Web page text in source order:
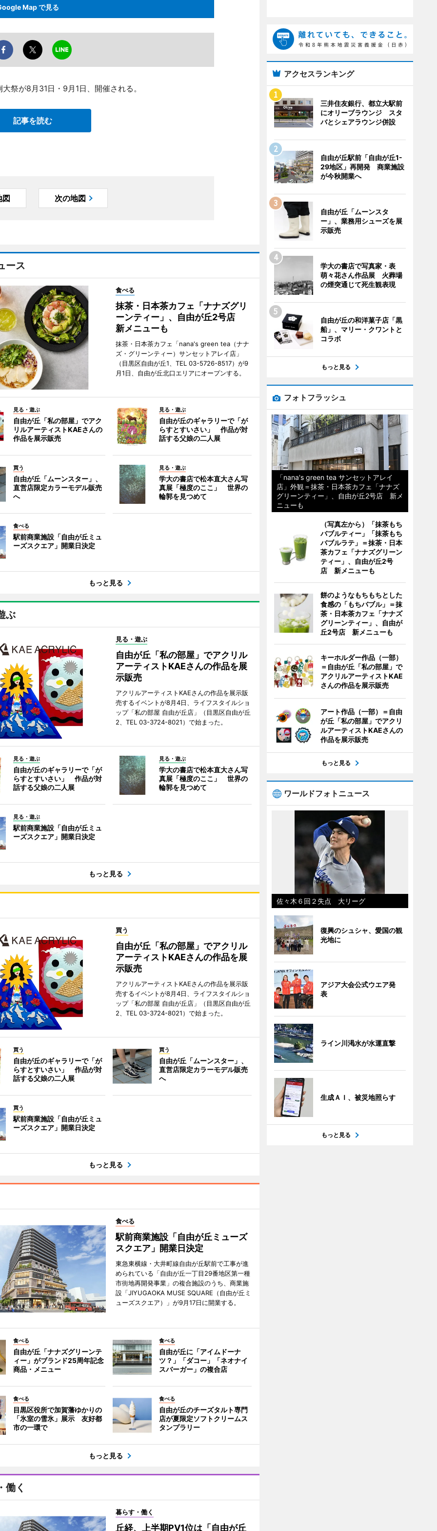
Map で見る
祭が8月31日・9月1日、開催される。
記事を読む
図 次の地図
ース
食べる
抹茶・日本茶カフェ「ナナズグリ
ーンティー」、自由が丘2号店
新メニューも
抹茶・日本茶カフェ「nana's green tea（ナナ
ズ・グリーンティー）サンセットアレイ店」
（目黒区自由が丘1、TEL 03-5726-8517）が9
月1日、自由が丘北口エリアにオープンする。
見る・遊ぶ
自由が丘「私の部屋」でアク
リルアーティストKAEさんの
作品を展示販売
見る・遊ぶ
自由が丘のギャラリーで「が
らすとすいさい」 作品が対
話する父娘の二人展
買う
自由が丘「ムーンスター」、
直営店限定カラーモデル販売
へ
見る・遊ぶ
学大の書店で松本直大さん写
真展「極度のここ」 世界の
輪郭を見つめて
食べる
駅前商業施設「自由が丘ミュ
ーズスクエア」開業日決定
もっと見る
ぶ
見る・遊ぶ
自由が丘「私の部屋」でアクリル
アーティストKAEさんの作品を展
示販売
アクリルアーティストKAEさんの作品を展示販
売するイベントが8月4日、ライフスタイルショ
ップ「私の部屋 自由が丘店」（目黒区自由が丘
2、TEL 03-3724-8021）で始まった。
見る・遊ぶ
自由が丘のギャラリーで「が
らすとすいさい」 作品が対
話する父娘の二人展
見る・遊ぶ
学大の書店で松本直大さん写
真展「極度のここ」 世界の
輪郭を見つめて
見る・遊ぶ
駅前商業施設「自由が丘ミュ
ーズスクエア」開業日決定
もっと見る
買う
自由が丘「私の部屋」でアクリル
アーティストKAEさんの作品を展
示販売
アクリルアーティストKAEさんの作品を展示販
売するイベントが8月4日、ライフスタイルショ
ップ「私の部屋 自由が丘店」（目黒区自由が丘
2、TEL 03-3724-8021）で始まった。
買う
自由が丘のギャラリーで「が
らすとすいさい」 作品が対
話する父娘の二人展
買う
自由が丘「ムーンスター」、
直営店限定カラーモデル販売
へ
買う
駅前商業施設「自由が丘ミュ
ーズスクエア」開業日決定
もっと見る
食べる
駅前商業施設「自由が丘ミューズ
スクエア」開業日決定
東急東横線・大井町線自由が丘駅前で工事が進
められている「自由が丘一丁目29番地区第一種
市街地再開発事業」の複合施設のうち、商業施
設「JIYUGAOKA MUSE SQUARE（自由が丘ミ
ューズスクエア）」が9月17日に開業する。
食べる
自由が丘「ナナズグリーンテ
ィー」がブランド25周年記念
商品・メニュー
食べる
自由が丘に「アイムドーナ
ツ？」「ダコー」「ネオナイ
スバーガー」の複合店
食べる
目黒区役所で加賀藩ゆかりの
「氷室の雪氷」展示 友好都
市の一環で
食べる
自由が丘のチーズタルト専門
店が夏限定ソフトクリームス
タンプラリー
もっと見る
働く
暮らす・働く
丘経、上半期PV1位は「自由が丘
アクセスランキング
三井住友銀行、都立大駅前
にオリーブラウンジ スタ
バとシェアラウンジ併設
自由が丘駅前「自由が丘1-
29地区」再開発 商業施設
が今秋開業へ
自由が丘「ムーンスタ
ー」、業務用シューズを展
示販売
学大の書店で写真家・表
萌々花さん作品展 火葬場
の煙突通じて死生観表現
自由が丘の和洋菓子店「黒
船」、マリー・クワントと
コラボ
もっと見る
フォトフラッシュ
「nana's green tea サンセットアレイ
店」外観＝抹茶・日本茶カフェ「ナナズ
グリーンティー」、自由が丘2号店 新メ
ニューも
（写真左から）「抹茶もち
バブルティー」「抹茶もち
バブルラテ」＝抹茶・日本
茶カフェ「ナナズグリーン
ティー」、自由が丘2号
店 新メニューも
餅のようなもちもちとした
食感の「もちバブル」＝抹
茶・日本茶カフェ「ナナズ
グリーンティー」、自由が
丘2号店 新メニューも
キーホルダー作品（一部）
＝自由が丘「私の部屋」で
アクリルアーティストKAE
さんの作品を展示販売
アート作品（一部）＝自由
が丘「私の部屋」でアクリ
ルアーティストKAEさんの
作品を展示販売
もっと見る
ワールドフォトニュース
佐々木６回２失点 大リーグ
復興のシュシャ、愛国の観
光地に
アジア大会公式ウエア発
表
ライン川渇水が水運直撃
生成ＡＩ、被災地照らす
もっと見る